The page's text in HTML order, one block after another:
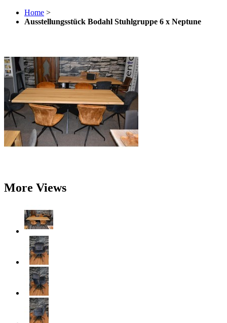
Home >
Ausstellungsstück Bodahl Stuhlgruppe 6 x Neptune
More Views